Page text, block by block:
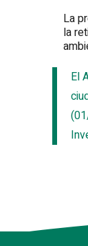
La
la
El